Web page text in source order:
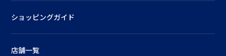
ショッピングガイド
店舗一覧